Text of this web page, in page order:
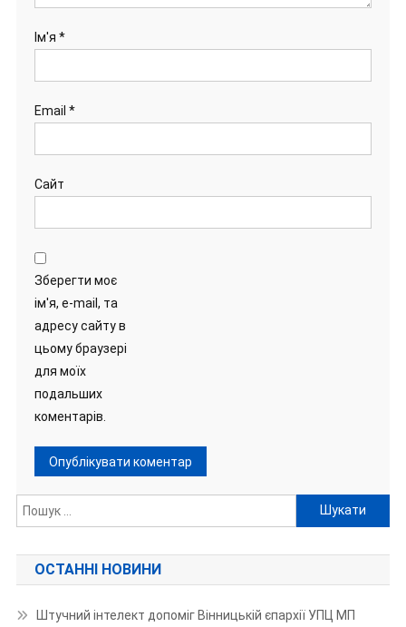
Ім'я *
Email *
Сайт
Зберегти моє
ім'я, e-mail, та
адресу сайту в
цьому браузері
для моїх
подальших
коментарів.
Пошук:
ОСТАННІ НОВИНИ
Штучний інтелект допоміг Вінницькій єпархії УПЦ МП